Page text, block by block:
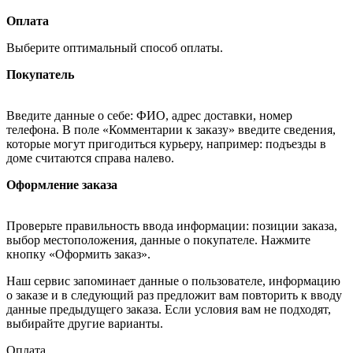
Оплата
Выберите оптимальный способ оплаты.
Покупатель
Введите данные о себе: ФИО, адрес доставки, номер
телефона. В поле «Комментарии к заказу» введите сведения,
которые могут пригодиться курьеру, например: подъезды в
доме считаются справа налево.
Оформление заказа
Проверьте правильность ввода информации: позиции заказа,
выбор местоположения, данные о покупателе. Нажмите
кнопку «Оформить заказ».
Наш сервис запоминает данные о пользователе, информацию
о заказе и в следующий раз предложит вам повторить к вводу
данные предыдущего заказа. Если условия вам не подходят,
выбирайте другие варианты.
Оплата